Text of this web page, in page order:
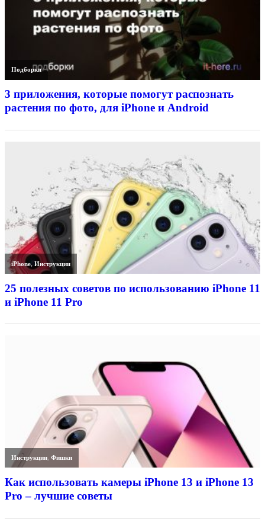
Подборки
3 приложения, которые помогут распознать
растения по фото, для iPhone и Android
iPhone,Инструкции
25 полезных советов по использованию iPhone 11
и iPhone 11 Pro
Инструкции,Фишки
Как использовать камеры iPhone 13 и iPhone 13
Pro – лучшие советы